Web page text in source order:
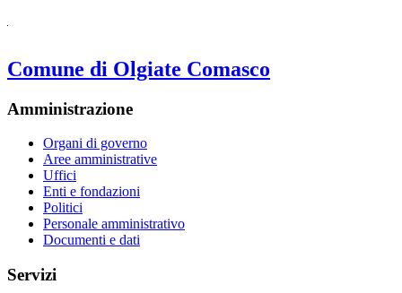
Comune di Olgiate Comasco
Amministrazione
Organi di governo
Aree amministrative
Uffici
Enti e fondazioni
Politici
Personale amministrativo
Documenti e dati
Servizi